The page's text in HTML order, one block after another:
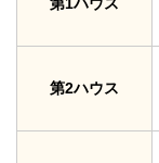
第2ハウス